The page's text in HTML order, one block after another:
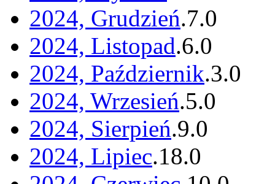
2024, Grudzień.7.0
2024, Listopad.6.0
2024, Październik.3.0
2024, Wrzesień.5.0
2024, Sierpień.9.0
2024, Lipiec.18.0